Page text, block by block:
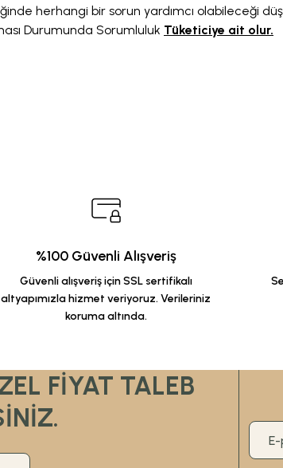
herhangi bir sorun yardımcı olabileceği
Durumunda Sorumluluk Tüketiciye ait olur.
%100 Güvenli Alışveriş
Güvenli alışveriş için SSL sertifikalı
altyapımızla hizmet veriyoruz. Verileriniz
koruma altında.
FİYAT TALEB